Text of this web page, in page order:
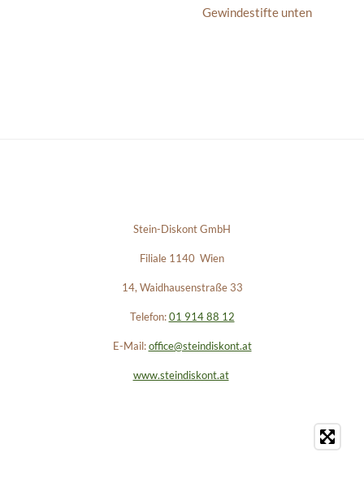
Gewindestifte unten
Stein-Diskont GmbH
Filiale 1140 Wien
14, Waidhausenstraße 33
Telefon: 01 914 88 12
E-Mail: office@steindiskont.at
www.steindiskont.at